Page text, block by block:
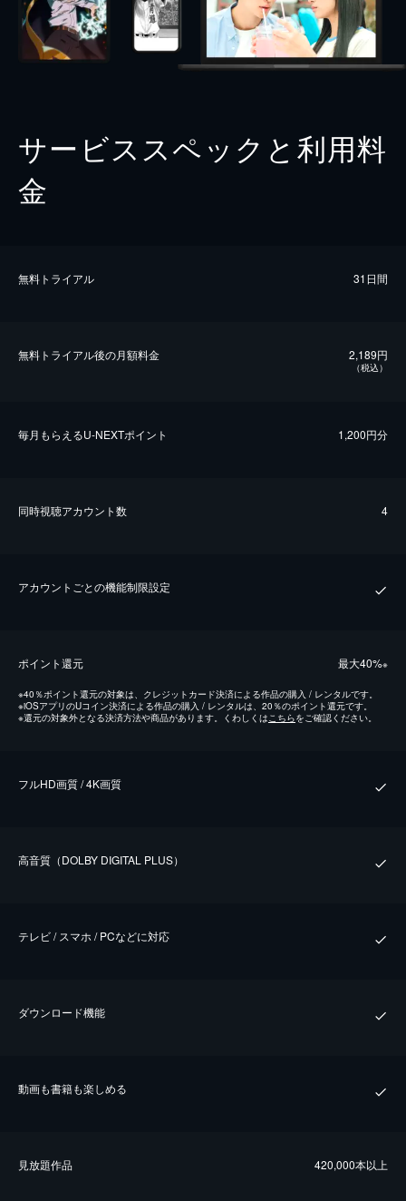
サービススペックと利用料
金
無料トライアル 31日間
無料トライアル後の⽉額料金 2,189円
（税込）
毎⽉もらえるU-NEXTポイント 1,200円分
同時視聴アカウント数 4
アカウントごとの機能制限設定
ポイント還元 最⼤40%※
※40％ポイント還元の対象は、クレジットカード決済による作品の購入 / レンタルです。
※iOSアプリのUコイン決済による作品の購入 / レンタルは、20％のポイント還元です。
※還元の対象外となる決済方法や商品があります。くわしくはこちらをご確認ください。
フルHD画質 / 4K画質
⾼⾳質（DOLBY DIGITAL PLUS）
テレビ / スマホ / PCなどに対応
ダウンロード機能
動画も書籍も楽しめる
⾒放題作品 420,000本以上